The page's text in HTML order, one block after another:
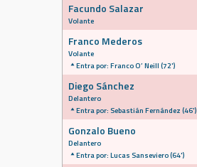
Facundo Salazar
Volante
Franco Mederos
Volante
Entra por: Franco O’ Neill (72')
Diego Sánchez
Delantero
Entra por: Sebastián Fernández (46')
Gonzalo Bueno
Delantero
Entra por: Lucas Sanseviero (64')